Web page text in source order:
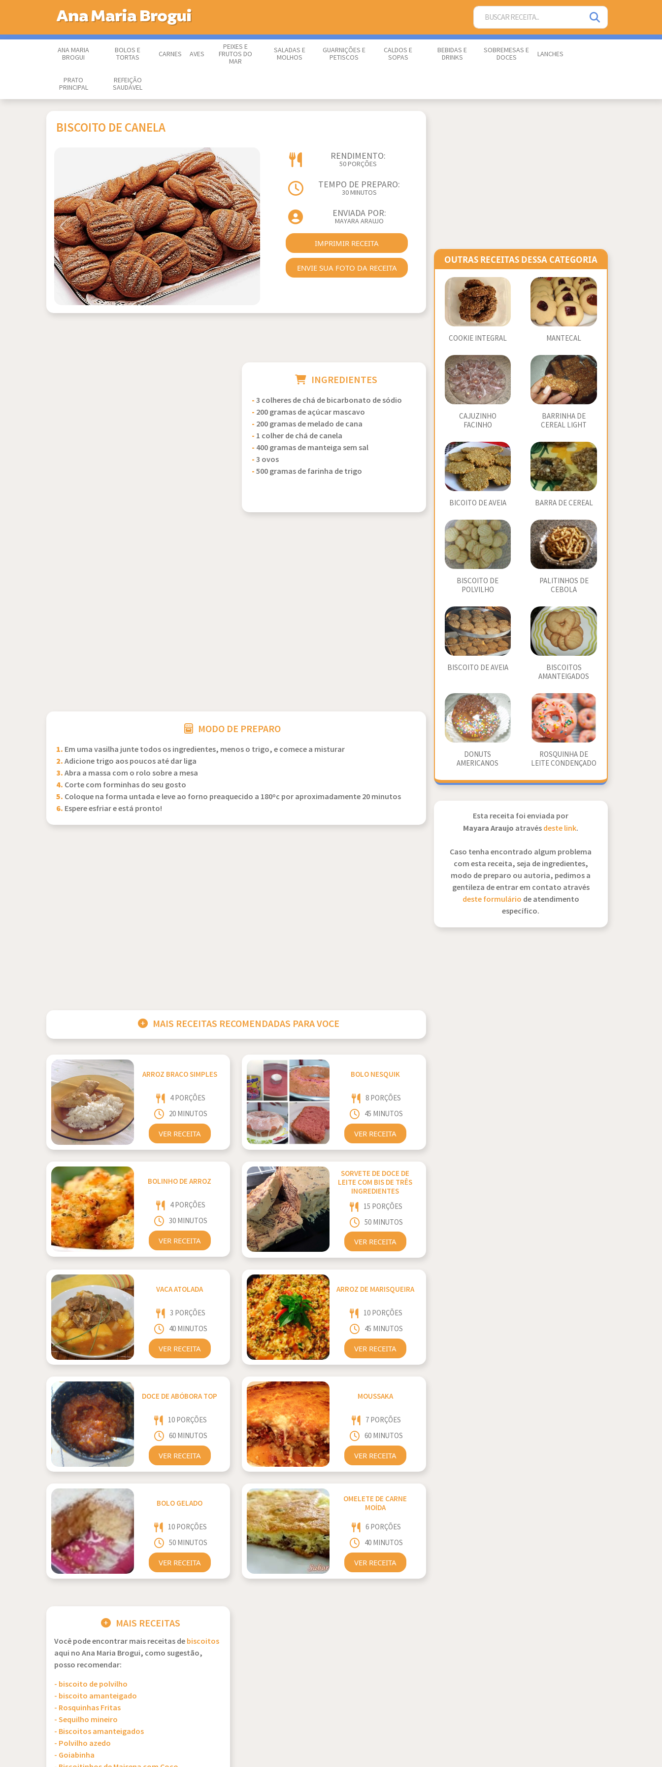
Ana Maria Brogui
ANA MARIA
BROGUI
BOLOS E
TORTAS
CARNES AVES
PEIXES E
FRUTOS DO
MAR
SALADAS E
MOLHOS
GUARNIÇÕES E
PETISCOS
CALDOS E
SOPAS
BEBIDAS E
DRINKS
SOBREMESAS E
DOCES
LANCHES
PRATO
PRINCIPAL
REFEIÇÃO
SAUDÁVEL
BISCOITO DE CANELA
Previous Next
RENDIMENTO:
50 PORÇÕES
TEMPO DE PREPARO:
30 MINUTOS
ENVIADA POR:
MAYARA ARAUJO
IMPRIMIR RECEITA
ENVIE SUA FOTO DA RECEITA
INGREDIENTES
-3 colheres de chá de bicarbonato de sódio
- 200 gramas de açúcar mascavo
- 200 gramas de melado de cana
- 1 colher de chá de canela
- 400 gramas de manteiga sem sal
-3 ovos
-500 gramas de farinha de trigo
MODO DE PREPARO
1. Em uma vasilha junte todos os ingredientes, menos o trigo, e comece a misturar
2.Adicione trigo aos poucos até dar liga
3.Abra a massa com o rolo sobre a mesa
4. Corte com forminhas do seu gosto
5. Coloque na forma untada e leve ao forno preaquecido a 180ºc por aproximadamente 20 minutos
6. Espere esfriar e está pronto!
MAIS RECEITAS RECOMENDADAS PARA VOCE
ARROZ BRACO SIMPLES
4 PORÇÕES
20 MINUTOS
VER RECEITA
BOLO NESQUIK
8 PORÇÕES
45 MINUTOS
VER RECEITA
BOLINHO DE ARROZ
4 PORÇÕES
30 MINUTOS
VER RECEITA
SORVETE DE DOCE DE
LEITE COM BIS DE TRÊS
INGREDIENTES
15 PORÇÕES
50 MINUTOS
VER RECEITA
VACA ATOLADA
3 PORÇÕES
40 MINUTOS
VER RECEITA
ARROZ DE MARISQUEIRA
10 PORÇÕES
45 MINUTOS
VER RECEITA
DOCE DE ABÓBORA TOP
10 PORÇÕES
60 MINUTOS
VER RECEITA
MOUSSAKA
7 PORÇÕES
60 MINUTOS
VER RECEITA
BOLO GELADO
10 PORÇÕES
50 MINUTOS
VER RECEITA
OMELETE DE CARNE
MOÍDA
6 PORÇÕES
40 MINUTOS
VER RECEITA
MAIS RECEITAS
Você pode encontrar mais receitas debiscoitos
aqui no Ana Maria Brogui, como sugestão,
posso recomendar:
- biscoito de polvilho
- biscoito amanteigado
- Rosquinhas Fritas
- Sequilho mineiro
- Biscoitos amanteigados
- Polvilho azedo
- Goiabinha
OUTRAS RECEITAS DESSA CATEGORIA
COOKIE INTEGRAL MANTECAL
CAJUZINHO
FACINHO
BARRINHA DE
CEREAL LIGHT
BICOITO DE AVEIA BARRA DE CEREAL
BISCOITO DE
POLVILHO
PALITINHOS DE
CEBOLA
BISCOITO DE AVEIA
BISCOITOS
AMANTEIGADOS
DONUTS
AMERICANOS
ROSQUINHA DE
LEITE CONDENÇADO
Esta receita foi enviada por
Mayara Araujo atravésdeste link.
Caso tenha encontrado algum problema
com esta receita, seja de ingredientes,
modo de preparo ou autoria, pedimos a
gentileza de entrar em contato através
deste formulário de atendimento
específico.